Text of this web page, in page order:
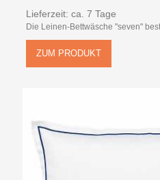
Lieferzeit: ca. 7 Tage
Die Leinen-Bettwäsche "seven"
ZUM PRODUKT